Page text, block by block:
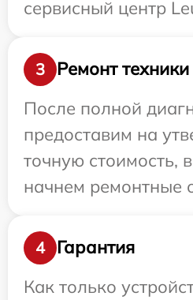
сервисный центр
3
Ремонт техники
После полной
предоставим на
точную стоимость,
начнем ремонтные
4
Гарантия
Как только